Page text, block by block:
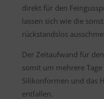
direkt für den
lassen sich wie die
rückstandslos
Der Zeitaufwand für
somit um mehrere
Silikonformen und das
entfallen.